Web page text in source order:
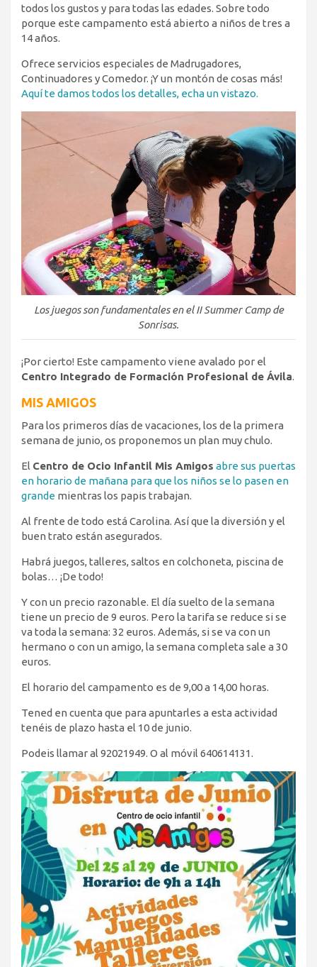
todos los gustos y para todas las edades. Sobre todo
porque este campamento está abierto a niños de tres a
14 años.
Ofrece servicios especiales de Madrugadores,
Continuadores y Comedor. ¡Y un montón de cosas más!
Aquí te damos todos los detalles, echa un vistazo.
Los juegos son fundamentales en el II Summer Camp de
Sonrisas.
¡Por cierto! Este campamento viene avalado por el
Centro Integrado de Formación Profesional de Ávila.
MIS AMIGOS
Para los primeros días de vacaciones, los de la primera
semana de junio, os proponemos un plan muy chulo.
El Centro de Ocio Infantil Mis Amigos abre sus puertas
en horario de mañana para que los niños se lo pasen en
grande mientras los papis trabajan.
Al frente de todo está Carolina. Así que la diversión y el
buen trato están asegurados.
Habrá juegos, talleres, saltos en colchoneta, piscina de
bolas… ¡De todo!
Y con un precio razonable. El día suelto de la semana
tiene un precio de 9 euros. Pero la tarifa se reduce si se
va toda la semana: 32 euros. Además, si se va con un
hermano o con un amigo, la semana completa sale a 30
euros.
El horario del campamento es de 9,00 a 14,00 horas.
Tened en cuenta que para apuntarles a esta actividad
tenéis de plazo hasta el 10 de junio.
Podeis llamar al 92021949. O al móvil 640614131.